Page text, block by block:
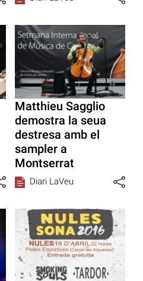
Matthieu Sagglio
demostra la seua
destresa amb el
sampler a
Montserrat
Diari LaVeu